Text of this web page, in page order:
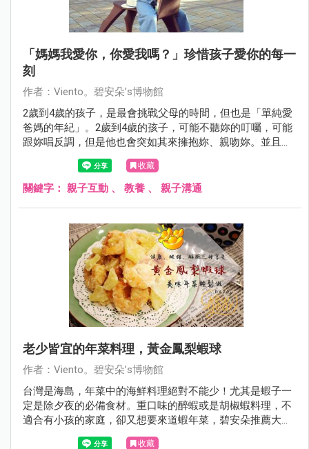
「媽媽我愛你，你愛我嗎？」珍惜孩子愛你的每一
刻
作者：Viento。碧安朵’s博物館
2歲到4歲的孩子，是最會挑戰父母的時間，但也是「單純愛
爸媽的年紀」。2歲到4歲的孩子，可能不聽妳的叮囑，可能
跟妳唱反調，但是他也會突如其來擁抱妳、親吻妳。並且說
著：「媽媽我愛你，你愛我嗎？」
收藏
關鍵字： 親子互動 、 教養 、 親子溝通
老少皆宜的年菜料理，黃金鳳梨蝦球
作者：Viento。碧安朵’s博物館
台灣是海島，年菜中的海鮮料理絕對不能少！尤其是蝦子一
定是除夕夜的必備食材。重口味的醉蝦或是胡椒蝦料理，不
適合有小孩的家庭，卻又想要來道蝦年菜，碧安朵推薦大人
小孩都喜歡的「鳳梨蝦球」！
收藏